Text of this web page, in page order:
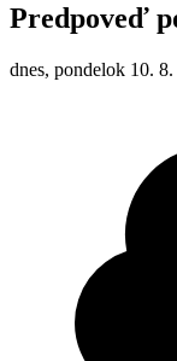
Predpoveď
dnes, pondelok 10.